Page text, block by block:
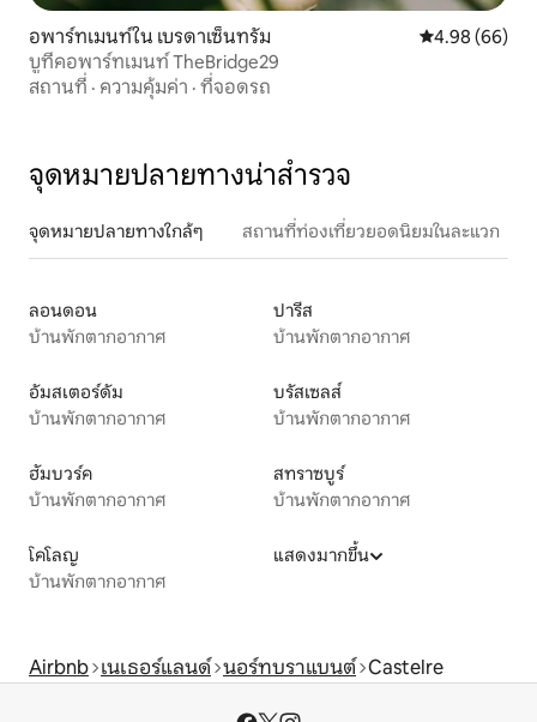
อพาร์ทเมนท์ใน เบรดาเซ็นทรัม คะแนนเฉลี่ย
4.98 (66)
บูทีคอพาร์ทเมนท์ TheBridge29
สถานที่ · ความคุ้มค่า · ที่จอดรถ
จุดหมายปลายทางน่าสำรวจ
จุดหมายปลายทางใกล้ๆ สถานที่ท่องเที่ยวยอดนิยมในละแวก
ลอนดอน
บ้านพักตากอากาศ
ปารีส
บ้านพักตากอากาศ
อัมสเตอร์ดัม
บ้านพักตากอากาศ
บรัสเซลส์
บ้านพักตากอากาศ
ฮัมบวร์ค
บ้านพักตากอากาศ
สทราซบูร์
บ้านพักตากอากาศ
โคโลญ
บ้านพักตากอากาศ
แสดงมากขึ้น
Airbnb เนเธอร์แลนด์ นอร์ทบราแบนต์ Castelre